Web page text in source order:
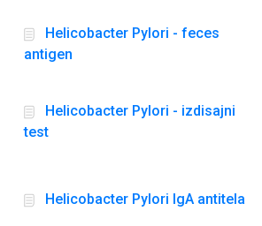
Helicobacter Pylori - feces
antigen
Helicobacter Pylori - izdisajni
test
Helicobacter Pylori IgA antitela